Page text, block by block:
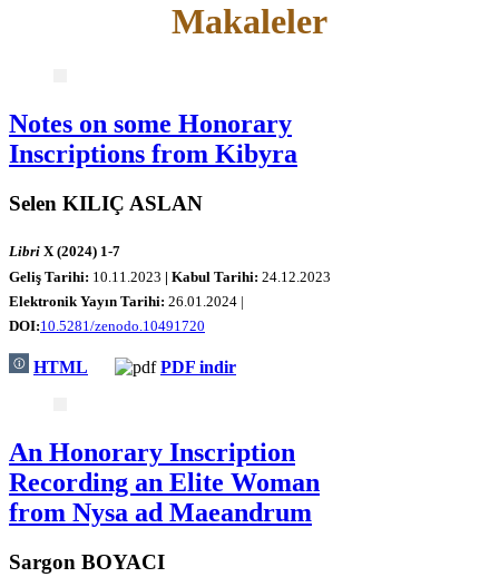
Makaleler
Notes on some Honorary
Inscriptions from Kibyra
Selen KILIÇ ASLAN
Libri X (2024) 1-7
Geliş Tarihi: 10.11.2023 | Kabul Tarihi: 24.12.2023
Elektronik Yayın Tarihi: 26.01.2024 |
DOI:10.5281/zenodo.10491720
HTML PDF indir
An Honorary Inscription
Recording an Elite Woman
from Nysa ad Maeandrum
Sargon BOYACI